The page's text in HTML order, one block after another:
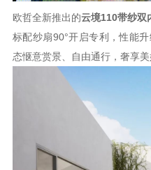
欧哲全新推出的云境110带纱双
标配纱扇90°开启专利，性能
态惬意赏景、自由通行，奢享美